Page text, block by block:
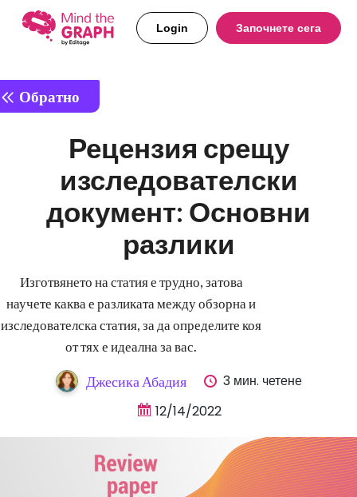
Login Започнете сега
Обратно
Рецензия срещу
изследователски
документ: Основни
разлики
Изготвянето на статия е трудно, затова
научете каква е разликата между обзорна и
изследователска статия, за да определите коя
от тях е идеална за вас.
Джесика Абадия
3 мин. четене
12/14/2022